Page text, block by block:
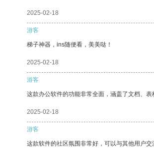
2025-02-18
游客
梯子神器，ins随便看，美美哒！
2025-02-18
游客
这款办公软件的功能非常全面，涵盖了文档、
2025-02-18
游客
这款软件的社区氛围非常好，可以与其他用户交